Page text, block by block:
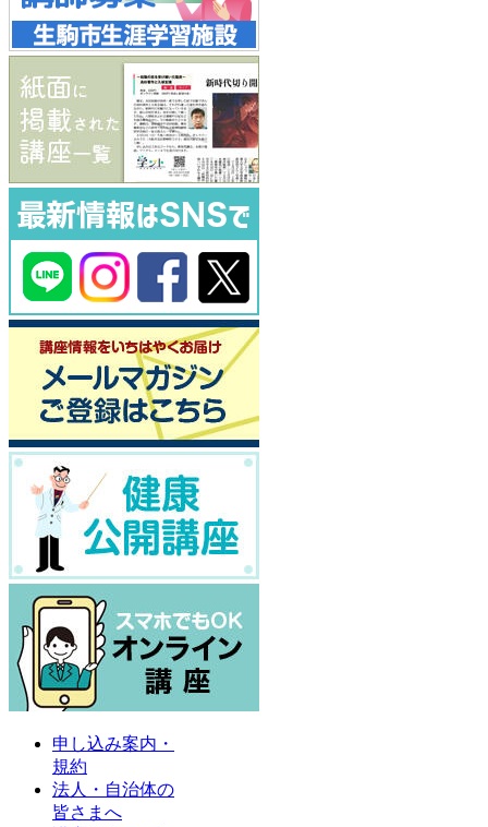
申し込み案内・
規約
法人・自治体の
皆さまへ